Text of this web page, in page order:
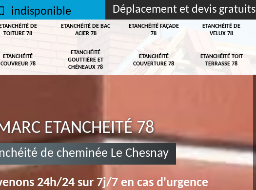
indisponible Déplacement et devis gratuits
ETANCHÉITÉ DE
TOITURE 78
ETANCHÉITÉ DE BAC
ACIER 78
ETANCHÉITÉ FAÇADE
78
ETANCHÉITÉ DE
VELUX 78
ETANCHÉITÉ
COUVREUR 78
ETANCHÉITÉ
GOUTTIÈRE ET
CHÉNEAUX 78
ETANCHÉITÉ
COUVERTURE 78
ETANCHÉITÉ TOIT
TERRASSE 78
ETANCHEITÉ 78
de cheminée Le Chesnay
24h/24 sur 7j/7 en cas d'urgence